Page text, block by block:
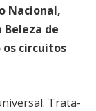
Nacional,
Beleza de
os circuitos
Trata-